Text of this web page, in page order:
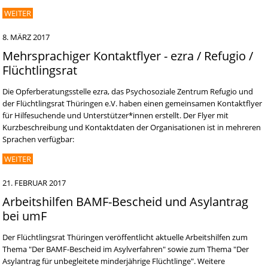
WEITER
8. MÄRZ 2017
Mehrsprachiger Kontaktflyer - ezra / Refugio /
Flüchtlingsrat
Die Opferberatungsstelle ezra, das Psychosoziale Zentrum Refugio und
der Flüchtlingsrat Thüringen e.V. haben einen gemeinsamen Kontaktflyer
für Hilfesuchende und Unterstützer*innen erstellt. Der Flyer mit
Kurzbeschreibung und Kontaktdaten der Organisationen ist in mehreren
Sprachen verfügbar:
WEITER
21. FEBRUAR 2017
Arbeitshilfen BAMF-Bescheid und Asylantrag
bei umF
Der Flüchtlingsrat Thüringen veröffentlicht aktuelle Arbeitshilfen zum
Thema "Der BAMF-Bescheid im Asylverfahren" sowie zum Thema "Der
Asylantrag für unbegleitete minderjährige Flüchtlinge". Weitere